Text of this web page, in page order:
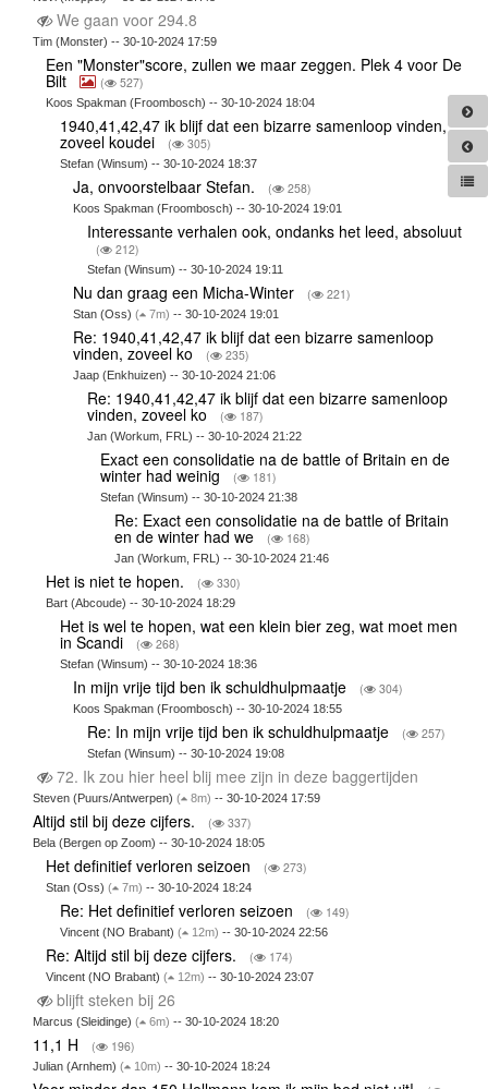
We gaan voor 294.8
Tim (Monster) -- 30-10-2024 17:59
Een "Monster"score, zullen we maar zeggen. Plek 4 voor De
Bilt ( 527)
Koos Spakman (Froombosch) -- 30-10-2024 18:04
1940,41,42,47 ik blijf dat een bizarre samenloop vinden,
zoveel koudei ( 305)
Stefan (Winsum) -- 30-10-2024 18:37
Ja, onvoorstelbaar Stefan. ( 258)
Koos Spakman (Froombosch) -- 30-10-2024 19:01
Interessante verhalen ook, ondanks het leed, absoluut
( 212)
Stefan (Winsum) -- 30-10-2024 19:11
Nu dan graag een Micha-Winter ( 221)
Stan (Oss)( 7m) -- 30-10-2024 19:01
Re: 1940,41,42,47 ik blijf dat een bizarre samenloop
vinden, zoveel ko ( 235)
Jaap (Enkhuizen) -- 30-10-2024 21:06
Re: 1940,41,42,47 ik blijf dat een bizarre samenloop
vinden, zoveel ko ( 187)
Jan (Workum, FRL) -- 30-10-2024 21:22
Exact een consolidatie na de battle of Britain en de
winter had weinig ( 181)
Stefan (Winsum) -- 30-10-2024 21:38
Re: Exact een consolidatie na de battle of Britain
en de winter had we ( 168)
Jan (Workum, FRL) -- 30-10-2024 21:46
Het is niet te hopen. ( 330)
Bart (Abcoude) -- 30-10-2024 18:29
Het is wel te hopen, wat een klein bier zeg, wat moet men
in Scandi ( 268)
Stefan (Winsum) -- 30-10-2024 18:36
In mijn vrije tijd ben ik schuldhulpmaatje ( 304)
Koos Spakman (Froombosch) -- 30-10-2024 18:55
Re: In mijn vrije tijd ben ik schuldhulpmaatje ( 257)
Stefan (Winsum) -- 30-10-2024 19:08
72. Ik zou hier heel blij mee zijn in deze baggertijden
Steven (Puurs/Antwerpen) ( 8m) -- 30-10-2024 17:59
Altijd stil bij deze cijfers. ( 337)
Bela (Bergen op Zoom) -- 30-10-2024 18:05
Het definitief verloren seizoen ( 273)
Stan (Oss)( 7m) -- 30-10-2024 18:24
Re: Het definitief verloren seizoen ( 149)
Vincent (NO Brabant) ( 12m) -- 30-10-2024 22:56
Re: Altijd stil bij deze cijfers. ( 174)
Vincent (NO Brabant)( 12m) -- 30-10-2024 23:07
blijft steken bij 26
Marcus (Sleidinge) ( 6m) -- 30-10-2024 18:20
11,1 H ( 196)
Julian (Arnhem) ( 10m) -- 30-10-2024 18:24